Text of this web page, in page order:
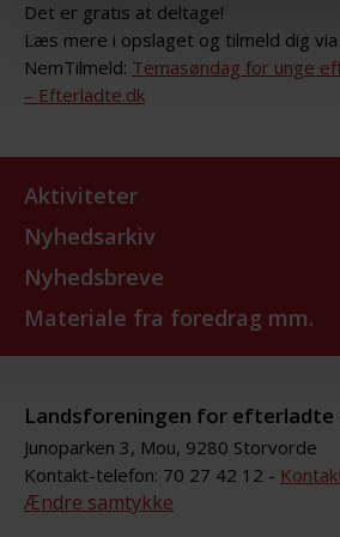
Det er gratis at deltage!
Læs mere i opslaget og tilmeld dig via
NemTilmeld: Temasøndag for unge
– Efterladte.dk
Aktiviteter
Nyhedsarkiv
Nyhedsbreve
Materiale fra foredrag mm.
Landsforeningen for
Junoparken 3, Mou, 9280 Storvorde
Kontakt-telefon: 70 27 42 12 -
Ændre samtykke